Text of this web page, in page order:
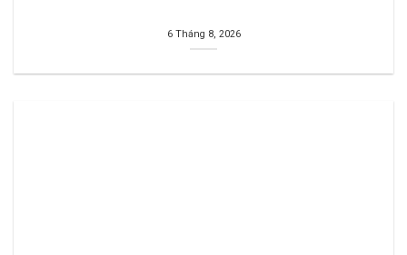
6 Tháng 8, 2026